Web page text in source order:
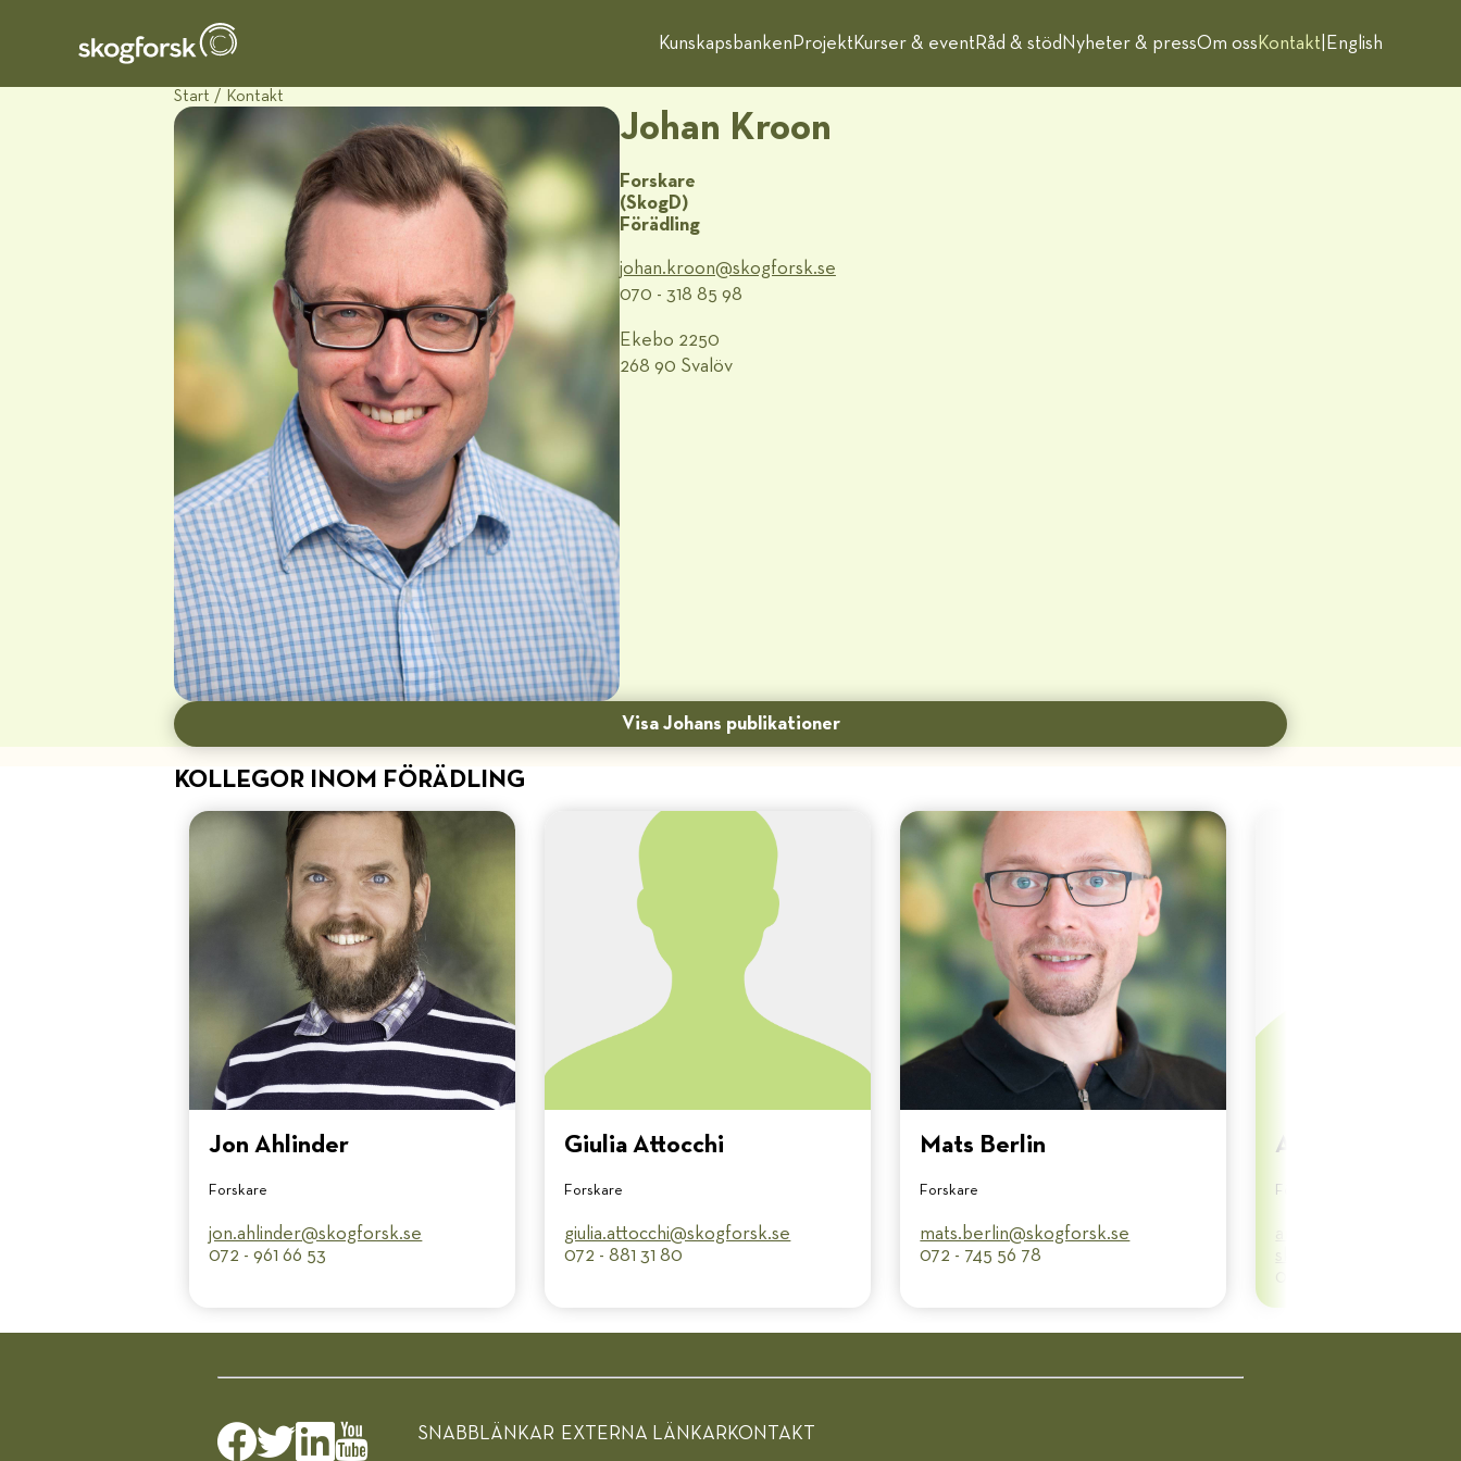
Kunskapsbanken ProjektKurser & eventRåd & stöd Nyheter & pressOm oss Kontakt English
Start / Kontakt
Johan Kroon
Forskare
(SkogD)
Förädling
johan.kroon@​skogforsk.se
070 - 318 85 98
Ekebo 2250
268 90 Svalöv
Visa Johans publikationer
KOLLEGOR INOM FÖRÄDLING
Jon Ahlinder
Forskare
jon.ahlinder@​skogforsk.se
072 - 961 66 53
Giulia Attocchi
Forskare
giulia.attocchi@​skogforsk.se
072 - 881 31 80
Mats Berlin
Forskare
mats.berlin@​skogforsk.se
072 - 745 56 78
Amanda
Försökstekniker
SNABBLÄNKAR EXTERNA LÄNKAR KONTAKT